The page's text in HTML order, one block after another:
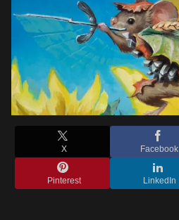
X Facebook
Pinterest LinkedIn